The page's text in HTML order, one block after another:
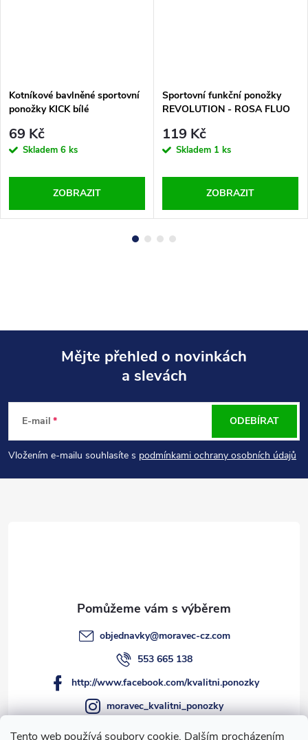
Tento web používá soubory cookie. Dalším procházením
Kotníkové bavlněné sportovní
ponožky KICK bílé
69 Kč
Skladem 6 ks
ZOBRAZIT
Sportovní funkční ponožky
REVOLUTION - ROSA FLUO
119 Kč
Skladem 1 ks
ZOBRAZIT
p
a
Mějte přehled o novinkách
a slevách
E-mail
Vložením e-mailu souhlasíte s podmínkami ochrany osobních údajů
ODEBÍRAT
objednavky@moravec-cz.com
553 665 138
http://www.facebook.com/kvalitni.ponozky
moravec_kvalitni_ponozky